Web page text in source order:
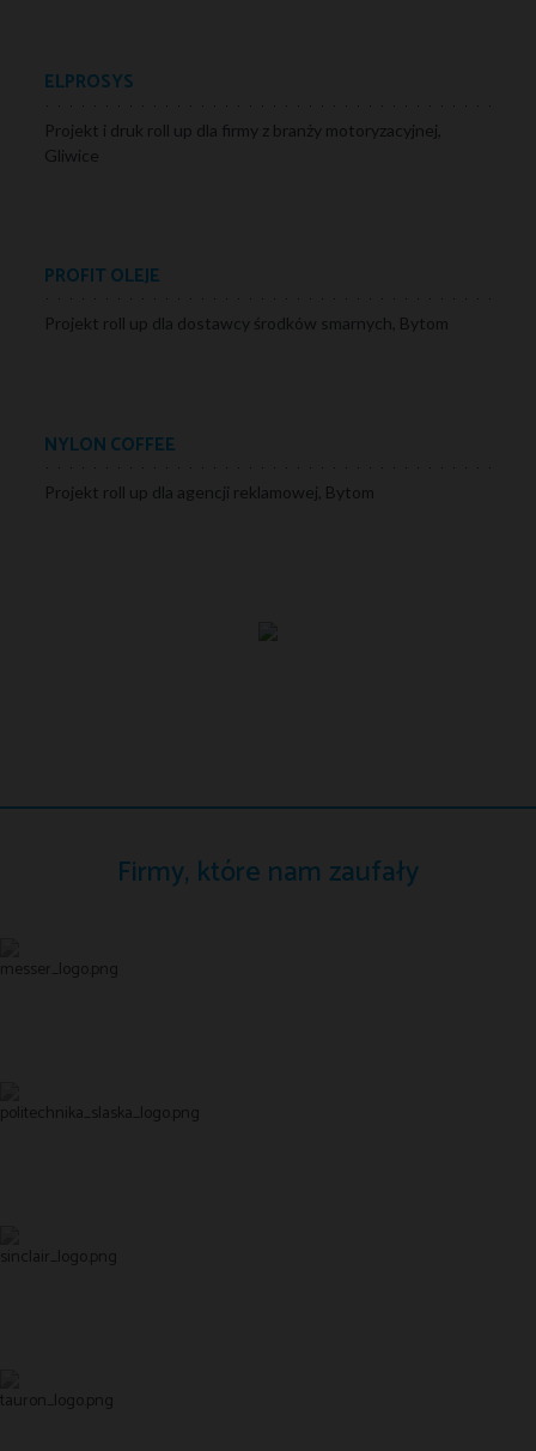
ELPROSYS
Projekt i druk roll up dla firmy z branży motoryzacyjnej,
Gliwice
PROFIT OLEJE
Projekt roll up dla dostawcy środków smarnych, Bytom
NYLON COFFEE
Projekt roll up dla agencji reklamowej, Bytom
Firmy, które nam zaufały